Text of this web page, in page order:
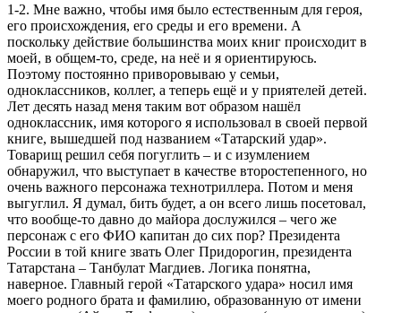
1-2. Мне важно, чтобы имя было естественным для героя,
его происхождения, его среды и его времени. А
поскольку действие большинства моих книг происходит в
моей, в общем-то, среде, на неё и я ориентируюсь.
Поэтому постоянно приворовываю у семьи,
одноклассников, коллег, а теперь ещё и у приятелей детей.
Лет десять назад меня таким вот образом нашёл
одноклассник, имя которого я использовал в своей первой
книге, вышедшей под названием «Татарский удар».
Товарищ решил себя погуглить – и с изумлением
обнаружил, что выступает в качестве второстепенного, но
очень важного персонажа технотриллера. Потом и меня
выгуглил. Я думал, бить будет, а он всего лишь посетовал,
что вообще-то давно до майора дослужился – чего же
персонаж с его ФИО капитан до сих пор? Президента
России в той книге звать Олег Придорогин, президента
Татарстана – Танбулат Магдиев. Логика понятна,
наверное. Главный герой «Татарского удара» носил имя
моего родного брата и фамилию, образованную от имени